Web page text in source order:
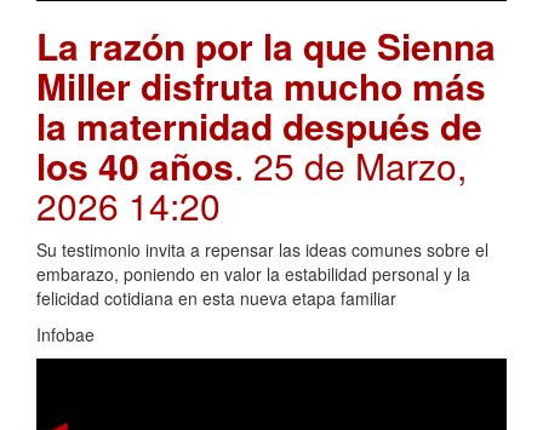
La razón por la que Sienna
Miller disfruta mucho más
la maternidad después de
los 40 años. 25 de Marzo,
2026 14:20
Su testimonio invita a repensar las ideas comunes sobre el
embarazo, poniendo en valor la estabilidad personal y la
felicidad cotidiana en esta nueva etapa familiar
Infobae